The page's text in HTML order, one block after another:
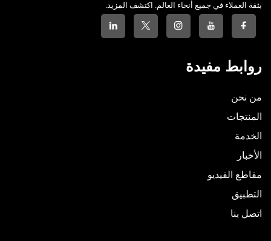
بثقة العملاء في جميع أنحاء العالم. اكتشف المزيد.
روابط مفيدة
من نحن
المنتجات
الخدمة
الأخبار
مقاطع الفيديو
التطبيق
اتصل بنا